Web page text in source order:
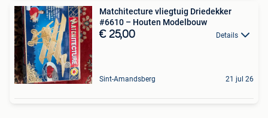
Matchitecture vliegtuig Driedekker
#6610 – Houten Modelbouw
€ 25,00 Details
Sint-Amandsberg 21 jul 26